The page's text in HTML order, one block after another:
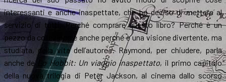
interessanti e anche inaspettate, che ho deciso di mettere al
servizio di tutti. Perché comprare questo libro? Perché è un
pezzo da collezione e anche perché è una visione divertente, ma
studiata, della vita dell’autore». Raymond, per chiudere, parla
anche de
Lo Hobbit: Un viaggio inaspettato, il primo capitolo
della nuova trilogia di Peter Jackson, al cinema dallo scorso